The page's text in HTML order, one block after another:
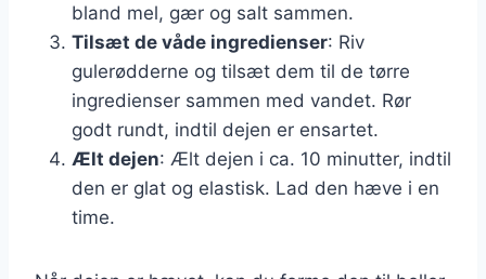
bland mel, gær og salt sammen.
Tilsæt de våde ingredienser: Riv
gulerødderne og tilsæt dem til de tørre
ingredienser sammen med vandet. Rør
godt rundt, indtil dejen er ensartet.
Ælt dejen: Ælt dejen i ca. 10 minutter, indtil
den er glat og elastisk. Lad den hæve i en
time.